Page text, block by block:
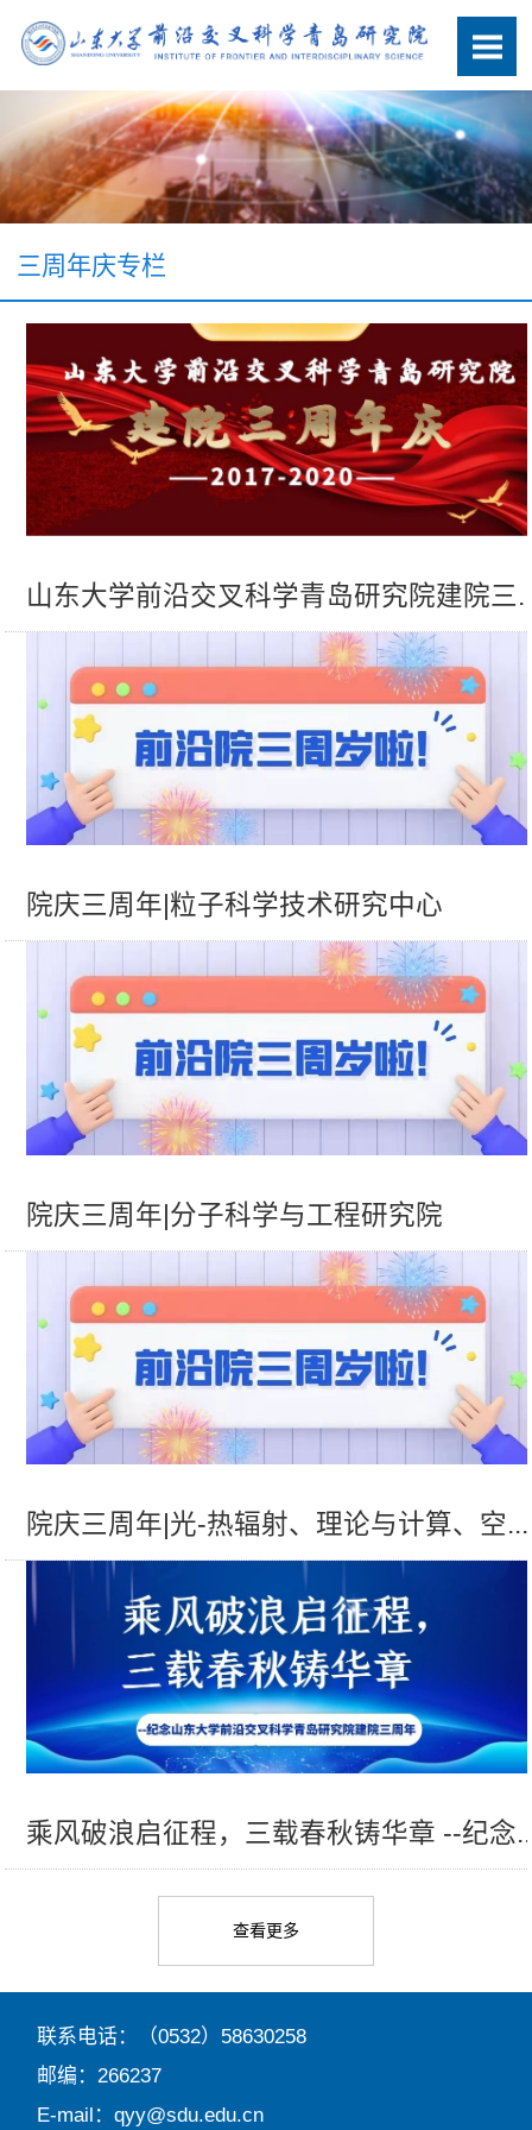
三周年庆专栏
山东大学前沿交叉科学青岛研究院建院三
院庆三周年|粒子科学技术研究中心
院庆三周年|分子科学与工程研究院
院庆三周年|光-热辐射、理论与计算、空...
乘风破浪启征程，三载春秋铸华章 --纪念
查看更多
联系电话：（0532）58630258
邮编：266237
E-mail：qyy@sdu.edu.cn